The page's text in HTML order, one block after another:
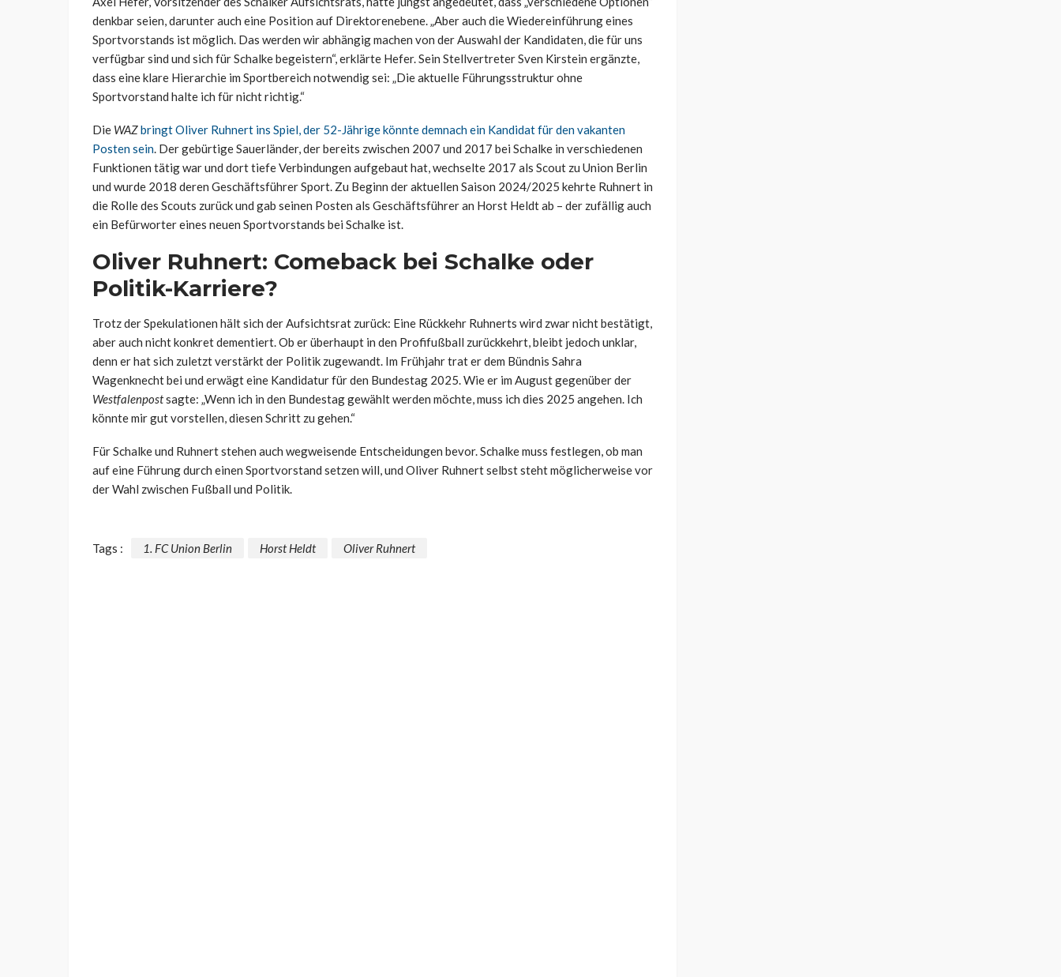
denkbar seien, darunter auch eine Position auf Direktorenebene. „Aber auch die Wiedereinführung eines
Sportvorstands ist möglich. Das werden wir abhängig machen von der Auswahl der Kandidaten, die für uns
verfügbar sind und sich für Schalke begeistern“, erklärte Hefer. Sein Stellvertreter Sven Kirstein ergänzte,
dass eine klare Hierarchie im Sportbereich notwendig sei: „Die aktuelle Führungsstruktur ohne
Sportvorstand halte ich für nicht richtig.“
Die WAZbringt Oliver Ruhnert ins Spiel, der 52-Jährige könnte demnach ein Kandidat für den vakanten
Posten sein. Der gebürtige Sauerländer, der bereits zwischen 2007 und 2017 bei Schalke in verschiedenen
Funktionen tätig war und dort tiefe Verbindungen aufgebaut hat, wechselte 2017 als Scout zu Union Berlin
und wurde 2018 deren Geschäftsführer Sport. Zu Beginn der aktuellen Saison 2024/2025 kehrte Ruhnert in
die Rolle des Scouts zurück und gab seinen Posten als Geschäftsführer an Horst Heldt ab – der zufällig auch
ein Befürworter eines neuen Sportvorstands bei Schalke ist.
Oliver Ruhnert: Comeback bei Schalke oder
Politik-Karriere?
Trotz der Spekulationen hält sich der Aufsichtsrat zurück: Eine Rückkehr Ruhnerts wird zwar nicht bestätigt,
aber auch nicht konkret dementiert. Ob er überhaupt in den Profifußball zurückkehrt, bleibt jedoch unklar,
denn er hat sich zuletzt verstärkt der Politik zugewandt. Im Frühjahr trat er dem Bündnis Sahra
Wagenknecht bei und erwägt eine Kandidatur für den Bundestag 2025. Wie er im August gegenüber der
Westfalenpostsagte: „Wenn ich in den Bundestag gewählt werden möchte, muss ich dies 2025 angehen. Ich
könnte mir gut vorstellen, diesen Schritt zu gehen.“
Für Schalke und Ruhnert stehen auch wegweisende Entscheidungen bevor. Schalke muss festlegen, ob man
auf eine Führung durch einen Sportvorstand setzen will, und Oliver Ruhnert selbst steht möglicherweise vor
der Wahl zwischen Fußball und Politik.
Tags : 1. FC Union Berlin Horst Heldt Oliver Ruhnert